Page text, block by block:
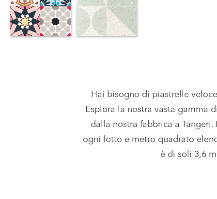
Hai bisogno di piastrelle
Esplora la nostra vasta gamma
dalla nostra fabbrica a
ogni lotto e metro quadrato
è di soli 3,6